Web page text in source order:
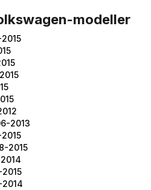
modeller
2013
2015